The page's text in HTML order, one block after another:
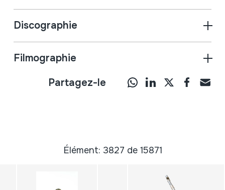
Discographie
Filmographie
Partagez-le
Élément: 3827 de 15871